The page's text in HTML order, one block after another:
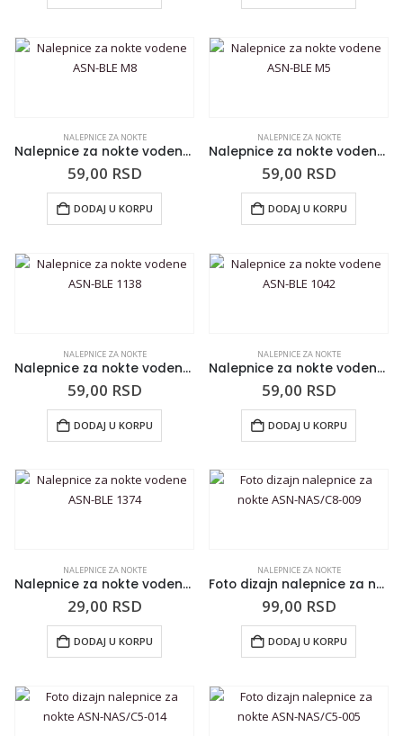
NALEPNICE ZA NOKTE
Nalepnice za nokte vodene ASN-BLE M8
59,00 RSD
DODAJ U KORPU
NALEPNICE ZA NOKTE
Nalepnice za nokte vodene ASN-BLE M5
59,00 RSD
DODAJ U KORPU
NALEPNICE ZA NOKTE
Nalepnice za nokte vodene ASN-BLE 1138
59,00 RSD
DODAJ U KORPU
NALEPNICE ZA NOKTE
Nalepnice za nokte vodene ASN-BLE 1042
59,00 RSD
DODAJ U KORPU
NALEPNICE ZA NOKTE
Nalepnice za nokte vodene ASN-BLE 1374
29,00 RSD
DODAJ U KORPU
NALEPNICE ZA NOKTE
Foto dizajn nalepnice za nokte ASN-NAS/C8-009
99,00 RSD
DODAJ U KORPU